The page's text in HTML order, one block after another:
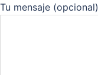
Tu mensaje (opcional)